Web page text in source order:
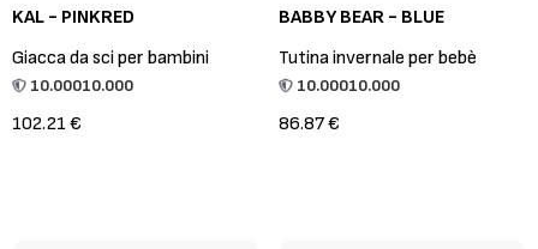
KAL - PINKRED
Giacca da sci per bambini
10.00010.000
102.21 €
BABBY BEAR - BLUE
Tutina invernale per bebè
10.00010.000
86.87 €